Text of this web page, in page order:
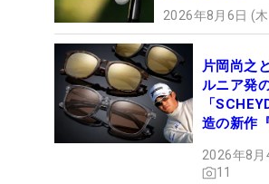
2026年8月6日 (
片岡尚之
ルニア発
「
造の新作
2026年8月
11